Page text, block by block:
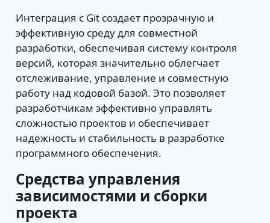
Интеграция с Git создает прозрачную и
эффективную среду для совместной
разработки, обеспечивая систему контроля
версий, которая значительно облегчает
отслеживание, управление и совместную
работу над кодовой базой. Это позволяет
разработчикам эффективно управлять
сложностью проектов и обеспечивает
надежность и стабильность в разработке
программного обеспечения.
Средства управления
зависимостями и сборки
проекта